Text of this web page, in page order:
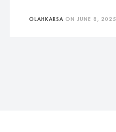
OLAHKARSA ON JUNE 8, 2025